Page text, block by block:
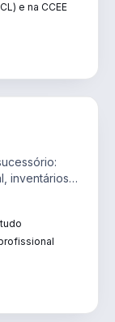
e na CCEE
inventários